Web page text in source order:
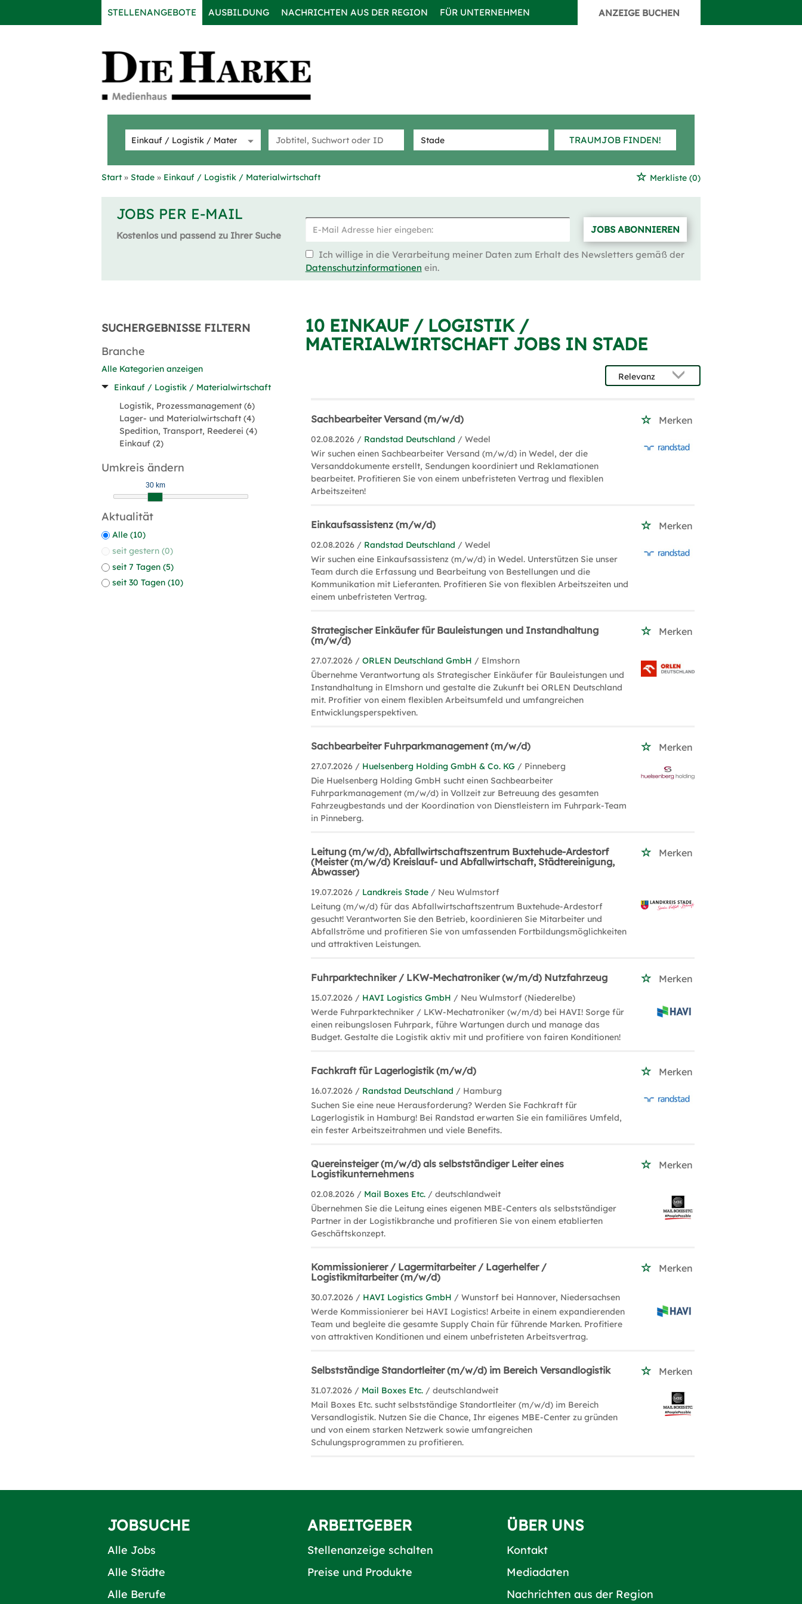
STELLENANGEBOTE AUSBILDUNG NACHRICHTEN AUS DER REGION FÜR UNTERNEHMEN ANZEIGE BUCHEN
TRAUMJOB FINDEN!
Start Stade Einkauf / Logistik / Materialwirtschaft Merkliste (0)
JOBS PER E-MAIL
Kostenlos und passend zu Ihrer Suche
JOBS ABONNIEREN
Ich willige in die Verarbeitung meiner Daten zum Erhalt des Newsletters gemäß der
Datenschutzinformationen ein.
SUCHERGEBNISSE FILTERN
Branche
Alle Kategorien anzeigen
Einkauf / Logistik / Materialwirtschaft
Logistik, Prozessmanagement (6)
Lager- und Materialwirtschaft (4)
Spedition, Transport, Reederei (4)
Einkauf (2)
Umkreis ändern
30 km
Aktualität
Alle (10)
seit gestern (0)
seit 7 Tagen (5)
seit 30 Tagen (10)
10 EINKAUF / LOGISTIK /
MATERIALWIRTSCHAFT JOBS IN STADE
Sachbearbeiter Versand (m/w/d) Merken
02.08.2026 / Randstad Deutschland / Wedel
Wir suchen einen Sachbearbeiter Versand (m/w/d) in Wedel, der die
Versanddokumente erstellt, Sendungen koordiniert und Reklamationen
bearbeitet. Profitieren Sie von einem unbefristeten Vertrag und flexiblen
Arbeitszeiten!
Einkaufsassistenz (m/w/d) Merken
02.08.2026 / Randstad Deutschland / Wedel
Wir suchen eine Einkaufsassistenz (m/w/d) in Wedel. Unterstützen Sie unser
Team durch die Erfassung und Bearbeitung von Bestellungen und die
Kommunikation mit Lieferanten. Profitieren Sie von flexiblen Arbeitszeiten und
einem unbefristeten Vertrag.
Strategischer Einkäufer für Bauleistungen und Instandhaltung
(m/w/d)
Merken
27.07.2026 /ORLEN Deutschland GmbH / Elmshorn
Übernehme Verantwortung als Strategischer Einkäufer für Bauleistungen und
Instandhaltung in Elmshorn und gestalte die Zukunft bei ORLEN Deutschland
mit. Profitier von einem flexiblen Arbeitsumfeld und umfangreichen
Entwicklungsperspektiven.
Sachbearbeiter Fuhrparkmanagement (m/w/d) Merken
27.07.2026 / Huelsenberg Holding GmbH & Co. KG / Pinneberg
Die Huelsenberg Holding GmbH sucht einen Sachbearbeiter
Fuhrparkmanagement (m/w/d) in Vollzeit zur Betreuung des gesamten
Fahrzeugbestands und der Koordination von Dienstleistern im Fuhrpark-Team
in Pinneberg.
Leitung (m/w/d), Abfallwirtschaftszentrum Buxtehude-Ardestorf
(Meister (m/w/d) Kreislauf- und Abfallwirtschaft, Städtereinigung,
Abwasser)
Merken
19.07.2026 / Landkreis Stade / Neu Wulmstorf
Leitung (m/w/d) für das Abfallwirtschaftszentrum Buxtehude-Ardestorf
gesucht! Verantworten Sie den Betrieb, koordinieren Sie Mitarbeiter und
Abfallströme und profitieren Sie von umfassenden Fortbildungsmöglichkeiten
und attraktiven Leistungen.
Fuhrparktechniker / LKW-Mechatroniker (w/m/d) Nutzfahrzeug Merken
15.07.2026 / HAVI Logistics GmbH / Neu Wulmstorf (Niederelbe)
Werde Fuhrparktechniker / LKW-Mechatroniker (w/m/d) bei HAVI! Sorge für
einen reibungslosen Fuhrpark, führe Wartungen durch und manage das
Budget. Gestalte die Logistik aktiv mit und profitiere von fairen Konditionen!
Fachkraft für Lagerlogistik (m/w/d) Merken
16.07.2026 / Randstad Deutschland / Hamburg
Suchen Sie eine neue Herausforderung? Werden Sie Fachkraft für
Lagerlogistik in Hamburg! Bei Randstad erwarten Sie ein familiäres Umfeld,
ein fester Arbeitszeitrahmen und viele Benefits.
Quereinsteiger (m/w/d) als selbstständiger Leiter eines
Logistikunternehmens
Merken
02.08.2026 / Mail Boxes Etc. / deutschlandweit
Übernehmen Sie die Leitung eines eigenen MBE-Centers als selbstständiger
Partner in der Logistikbranche und profitieren Sie von einem etablierten
Geschäftskonzept.
Kommissionierer / Lagermitarbeiter / Lagerhelfer /
Logistikmitarbeiter (m/w/d)
Merken
30.07.2026 / HAVI Logistics GmbH / Wunstorf bei Hannover, Niedersachsen
Werde Kommissionierer bei HAVI Logistics! Arbeite in einem expandierenden
Team und begleite die gesamte Supply Chain für führende Marken. Profitiere
von attraktiven Konditionen und einem unbefristeten Arbeitsvertrag.
Selbstständige Standortleiter (m/w/d) im Bereich Versandlogistik Merken
31.07.2026 / Mail Boxes Etc. / deutschlandweit
Mail Boxes Etc. sucht selbstständige Standortleiter (m/w/d) im Bereich
Versandlogistik. Nutzen Sie die Chance, Ihr eigenes MBE-Center zu gründen
und von einem starken Netzwerk sowie umfangreichen
Schulungsprogrammen zu profitieren.
JOBSUCHE
Alle Jobs
Alle Städte
Alle Berufe
ARBEITGEBER
Stellenanzeige schalten
Preise und Produkte
ÜBER UNS
Kontakt
Mediadaten
Nachrichten aus der Region